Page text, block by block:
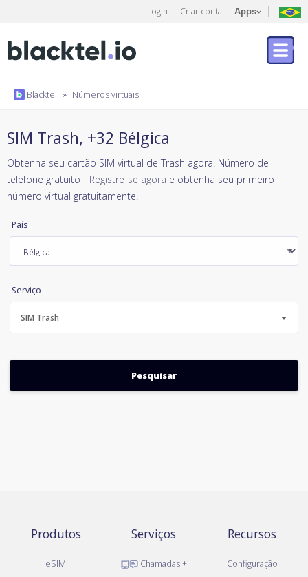
Login Criar conta Apps
Blacktel » Números virtuais
SIM Trash, +32 Bélgica
Obtenha seu cartão SIM virtual de Trash agora. Número de
telefone gratuito - Registre-se agora e obtenha seu primeiro
número virtual gratuitamente.
País
Serviço
SIM Trash
Produtos
eSIM
Serviços
Chamadas +
Recursos
Configuração